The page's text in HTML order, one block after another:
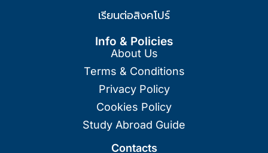
เรียนต่อสิงคโปร์
Info & Policies
About Us
Terms & Conditions
Privacy Policy
Cookies Policy
Study Abroad Guide
Contacts